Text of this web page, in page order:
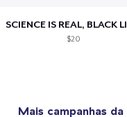
$20
Mais campanhas da